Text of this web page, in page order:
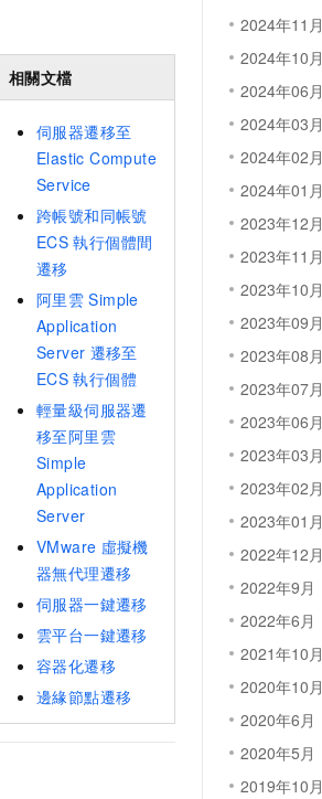
相關文檔
伺服器遷移至
Elastic Compute
Service
跨帳號和同帳號
ECS 執行個體間
遷移
阿里雲 Simple
Application
Server 遷移至
ECS 執行個體
輕量級伺服器遷
移至阿里雲
Simple
Application
Server
VMware 虛擬機
器無代理遷移
伺服器一鍵遷移
雲平台一鍵遷移
容器化遷移
邊緣節點遷移
2024年11月
2024年10月
2024年06月
2024年03月
2024年02月
2024年01月
2023年12月
2023年11月
2023年10月
2023年09月
2023年08月
2023年07月
2023年06月
2023年03月
2023年02月
2023年01月
2022年12月
2022年9月
2022年6月
2021年10月
2020年10月
2020年6月
2020年5月
2019年10月